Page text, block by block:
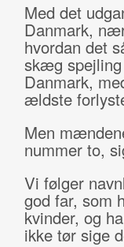
Med det
Danmark,
hvordan det
skæg
Danmark,
ældste
Men
nummer to,
Vi følger
god far, som
kvinder, og
ikke tør sige